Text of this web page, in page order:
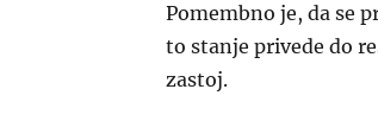
Pomembno je, da se
to stanje privede do
zastoj.